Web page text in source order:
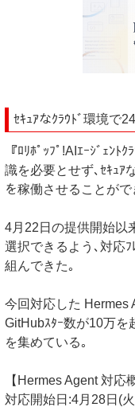
ｾｷｭｱなｸﾗｳﾄﾞ環境で
『ﾛﾘﾎﾟｯﾌﾟ!AIｴｰｼﾞｪﾝﾄ
識を必要とせず､ｾｷｭｱ
を稼働させることがで
4月22日の提供開始以
選択できるよう､対応
組んできた｡
今回対応した Hermes
GitHubｽﾀｰ数が10万を
を集めている｡
【Hermes Agent 対応
対応開始日:4月28日(